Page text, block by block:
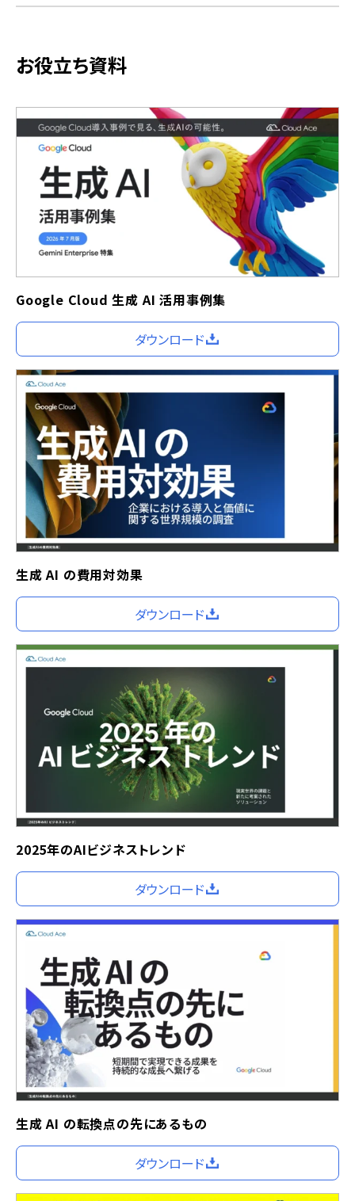
お役立ち資料
Google Cloud 生成 AI 活用事例集
ダウンロード
生成 AI の費用対効果
ダウンロード
2025年のAIビジネストレンド
ダウンロード
生成 AI の転換点の先にあるもの
ダウンロード